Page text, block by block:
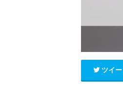
ツイー